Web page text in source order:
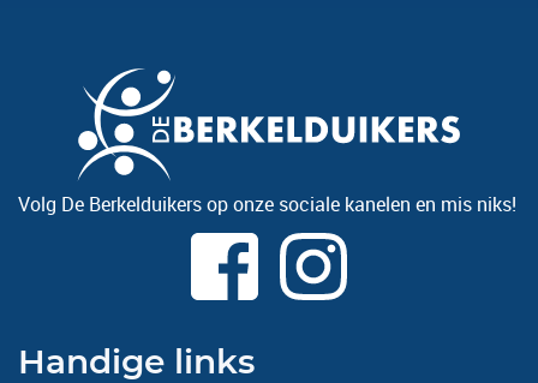
Volg De Berkelduikers op onze sociale kanelen en mis niks!
Handige links